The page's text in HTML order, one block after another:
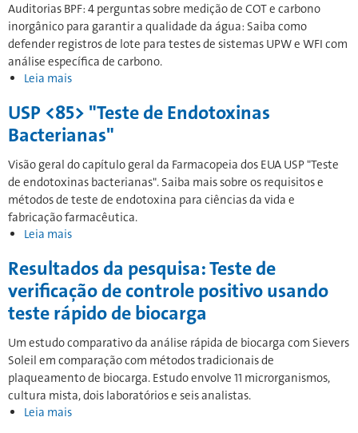
Auditorias BPF: 4 perguntas sobre medição de COT e carbono
inorgânico para garantir a qualidade da água: Saiba como
defender registros de lote para testes de sistemas UPW e WFI com
análise específica de carbono.
Leia mais
defender
seus
registros
de
lote:
4
perguntas
auditores
podem
fazer
sobre
de
água
farmacêutica
USP <85> "Teste de Endotoxinas
Bacterianas"
Visão geral do capítulo geral da Farmacopeia dos EUA USP "Teste
de endotoxinas bacterianas". Saiba mais sobre os requisitos e
métodos de teste de endotoxina para ciências da vida e
fabricação farmacêutica.
Leia mais
USP
"Teste
de
Endotoxinas
Bacterianas"
Resultados da pesquisa: Teste de
verificação de controle positivo usando
teste rápido de biocarga
Um estudo comparativo da análise rápida de biocarga com Sievers
Soleil em comparação com métodos tradicionais de
plaqueamento de biocarga. Estudo envolve 11 microrganismos,
cultura mista, dois laboratórios e seis analistas.
Leia mais